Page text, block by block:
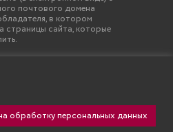
почтового домена
в котором
страницы сайта, которые
университет"
обработку персональных данных